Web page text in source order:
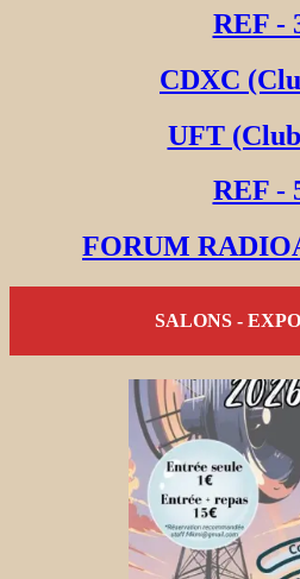
REF -
CDXC
UFT
REF -
FORUM
SALONS -